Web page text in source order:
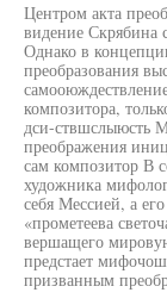
Центром акта
видение
Однако в
преобразования
композитора,
дси-ствшслыюсть
преображения
сам композитор В
художника
себя Мессией, а
«прометеева
вершащего
предстает
призванным